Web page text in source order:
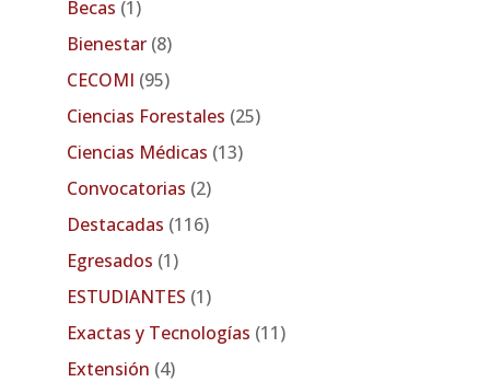
Becas (1)
Bienestar(8)
CECOMI (95)
Ciencias Forestales (25)
Ciencias Médicas (13)
Convocatorias (2)
Destacadas (116)
Egresados (1)
ESTUDIANTES (1)
Exactas y Tecnologías (11)
Extensión (4)